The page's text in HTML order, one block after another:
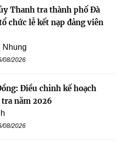
Thanh tra thành phố Đà
chức lễ kết nạp đảng viên
Nhung
08/2026
Điều chỉnh kế hoạch
năm 2026
08/2026